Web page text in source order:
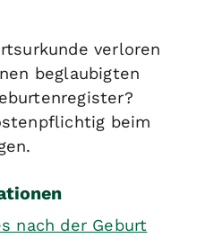
verloren
beglaubigten
beim
nach der Geburt